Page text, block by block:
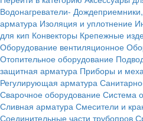
Водонагреватели-
арматура Изоляция и уплотнение
для кип Конвекторы Крепежные
Оборудование вентиляционное
Отопительное оборудование
защитная арматура Приборы и
Регулирующая арматура
Сварочное оборудование Система
Сливная арматура Смесители и
Соединительные части трубопров